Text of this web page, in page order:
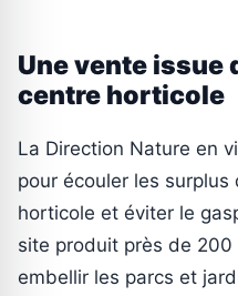
Une vente issue
centre horticole
La Direction Nature en
pour écouler les
horticole et éviter le
site produit près de
embellir les parcs et